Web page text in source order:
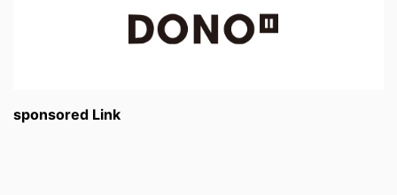
sponsored Link